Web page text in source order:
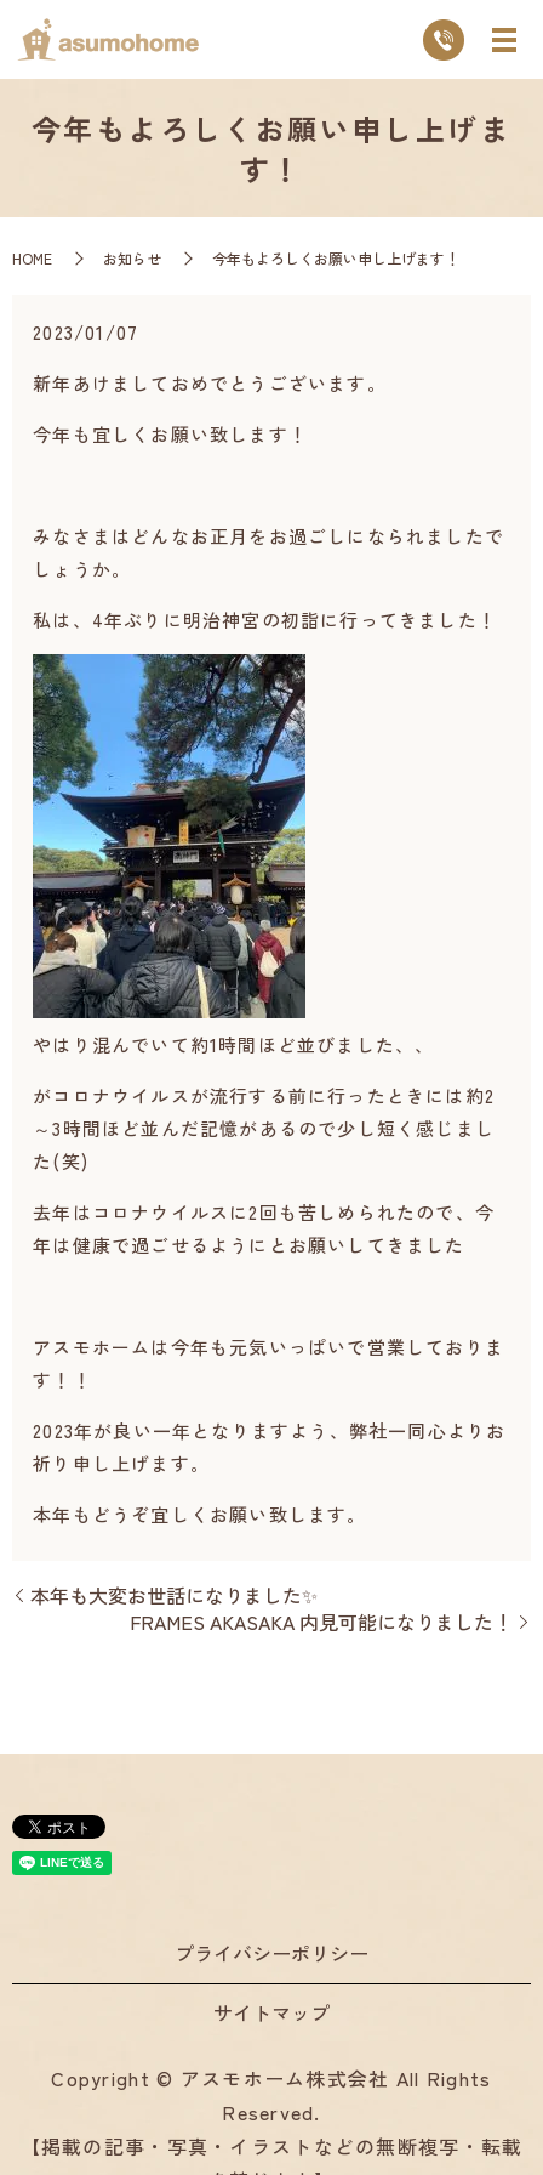
今年もよろしくお願い申し上げま
す！
HOME お知らせ 今年もよろしくお願い申し上げます！
2023/01/07
新年あけましておめでとうございます。
今年も宜しくお願い致します！
みなさまはどんなお正月をお過ごしになられましたで
しょうか。
私は、4年ぶりに明治神宮の初詣に行ってきました！
やはり混んでいて約1時間ほど並びました、、
がコロナウイルスが流行する前に行ったときには約2
～3時間ほど並んだ記憶があるので少し短く感じまし
た(笑)
去年はコロナウイルスに2回も苦しめられたので、今
年は健康で過ごせるようにとお願いしてきました
アスモホームは今年も元気いっぱいで営業しておりま
す！！
2023年が良い一年となりますよう、弊社一同心よりお
祈り申し上げます。
本年もどうぞ宜しくお願い致します。
本年も大変お世話になりました✨
FRAMES AKASAKA 内見可能になりました！
プライバシーポリシー
サイトマップ
Copyright © アスモホーム株式会社 All Rights
Reserved.
【掲載の記事・写真・イラストなどの無断複写・転載